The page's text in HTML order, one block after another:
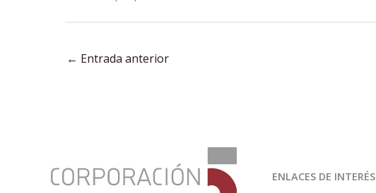
← Entrada anterior
En
las
ENLACES DE INTERÉS